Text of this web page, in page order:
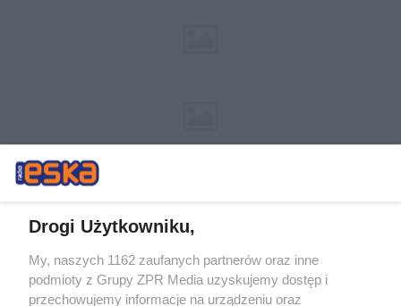
Żaden utwór zamieszczony w serwisie nie może być powielany i
rozpowszechniany lub dalej rozpowszechniany w jakikolwiek sposób (w
tym także elektroniczny lub mechaniczny) na jakimkolwiek polu
Drogi Użytkowniku,
My, naszych 1162 zaufanych partnerów oraz inne
podmioty z Grupy ZPR Media uzyskujemy dostęp i
przechowujemy informacje na urządzeniu oraz